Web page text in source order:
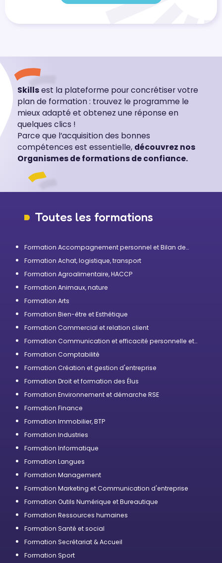
Skillsest la plateforme pour concrétiser votre
plan de formation : trouvez le programme le
mieux adapté et obtenez une réponse en
quelques clics !
Parce que l’acquisition des bonnes
compétences est essentielle, découvrez nos
Organismes de formations de confiance.
Toutes les formations
Formation Accompagnement personnel et Bilan de
Formation Achat, logistique, transport
Formation Agroalimentaire, HACCP
Formation Animaux, nature
Formation Arts
Formation Bien-être et Esthétique
Formation Commercial et relation client
Formation Communication et efficacité personnelle et
Formation Comptabilité
Formation Création et gestion d'entreprise
Formation Droit et formation des Élus
Formation Environnement et démarche RSE
Formation Finance
Formation Immobilier, BTP
Formation Industries
Formation Informatique
Formation Langues
Formation Management
Formation Marketing et Communication d'entreprise
Formation Outils Numérique et Bureautique
Formation Ressources humaines
Formation Santé et social
Formation Secrétariat & Accueil
Formation Sport